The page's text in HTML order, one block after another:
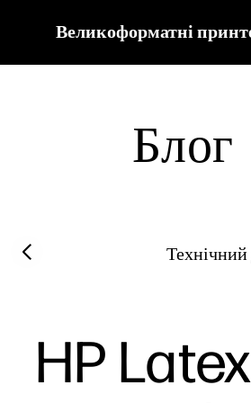
Великоформатні
Блог
Filter category
Previous slide
HP